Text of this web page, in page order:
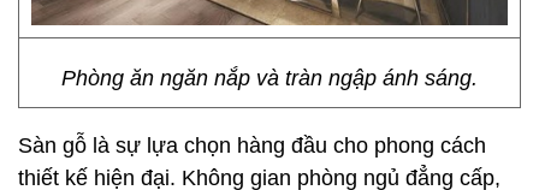
Phòng ăn ngăn nắp và tràn ngập ánh sáng.
Sàn gỗ là sự lựa chọn hàng đầu cho phong cách
thiết kế hiện đại. Không gian phòng ngủ đẳng cấp,